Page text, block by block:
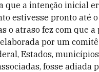
que a intenção inicial
estivesse pronto até
o atraso fez com que a
por um
Estados,
fosse adiada